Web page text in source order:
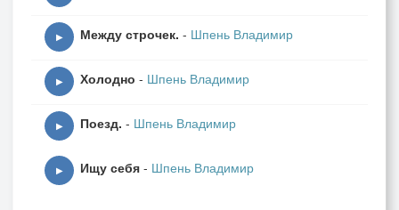
Пусть все слова не сказаны
С ними незримо мы связаны.
▶ Между строчек. - Шпень Владимир
▶ Холодно - Шпень Владимир
▶ Поезд. - Шпень Владимир
▶ Ищу себя - Шпень Владимир